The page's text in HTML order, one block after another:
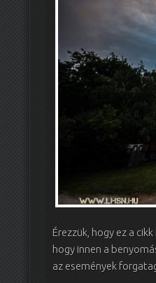
Érezzük, hogy ez a
hogy innen a
az események